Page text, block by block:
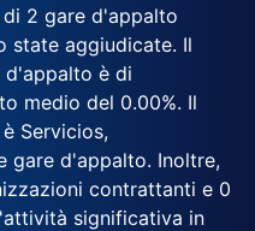
2 gare d'appalto
state aggiudicate. Il
d'appalto è di
medio del 0.00%. Il
Servicios,
gare d'appalto. Inoltre,
contrattanti e 0
significativa in